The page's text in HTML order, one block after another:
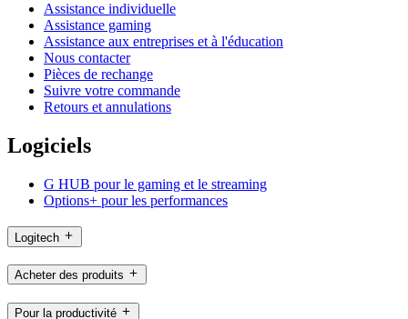
Assistance individuelle
Assistance gaming
Assistance aux entreprises et à l'éducation
Nous contacter
Pièces de rechange
Suivre votre commande
Retours et annulations
Logiciels
G HUB pour le gaming et le streaming
Options+ pour les performances
Logitech
Acheter des produits
Pour la productivité